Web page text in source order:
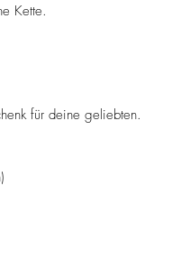
Kette.
für deine geliebten.